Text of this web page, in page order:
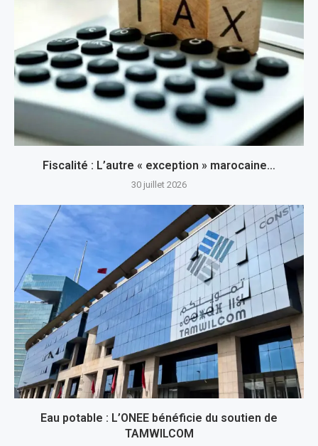
Fiscalité : L’autre « exception » marocaine…
30 juillet 2026
Eau potable : L’ONEE bénéficie du soutien de
TAMWILCOM